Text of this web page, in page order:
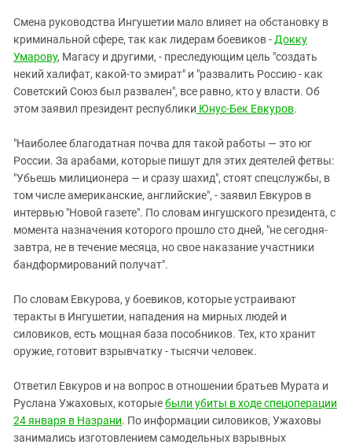
КАВКАЗ ЗА ПАЛЕСТИНУ
ИНАКОМЫСЛИЕ В ЧЕЧНЕ
ПРЕСЛЕДОВАНИЕ АКТИВИСТОВ
МОБИЛИЗАЦИЯ И ПРОТЕСТЫ
Ингушетия
Кабардино-Балкария
Калмыкия
Карачаево-Черкесия
Нагорный Карабах
Российская Федерация
Ростовская область
Северная Осетия - Алания
СКФО
Чечня
Южная Осетия
Южный Кавказ
Смена руководства Ингушетии мало влияет на обстановку в
криминальной сфере, так как лидерам боевиков - Докку
Умарову, Магасу и другими, - преследующим цель "создать
некий халифат, какой-то эмират" и "развалить Россию - как
Советский Союз был развален", все равно, кто у власти. Об
этом заявил президент республики Юнус-Бек Евкуров.
"Наиболее благодатная почва для такой работы — это юг
России. За арабами, которые пишут для этих деятелей фетвы:
"Убьешь милиционера — и сразу шахид", стоят спецслужбы, в
том числе американские, английские", - заявил Евкуров в
интервью "Новой газете". По словам ингушского президента, с
момента назначения которого прошло сто дней, "не сегодня-
завтра, не в течение месяца, но свое наказание участники
бандформирований получат".
По словам Евкурова, у боевиков, которые устраивают
теракты в Ингушетии, нападения на мирных людей и
силовиков, есть мощная база пособников. Тех, кто хранит
оружие, готовит взрывчатку - тысячи человек.
Ответил Евкуров и на вопрос в отношении братьев Мурата и
Руслана Ужаховых, которыебыли убиты в ходе спецоперации
24 января в Назрани. По информации силовиков, Ужаховы
занимались изготовлением самодельных взрывных